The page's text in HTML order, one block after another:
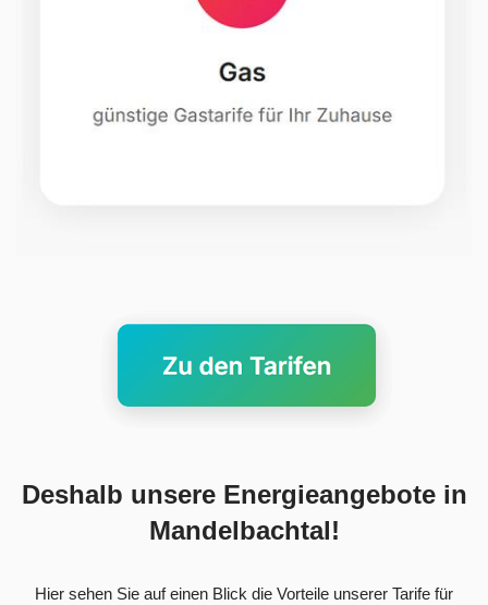
Deshalb unsere Energieangebote in
Mandelbachtal!
Hier sehen Sie auf einen Blick die Vorteile unserer Tarife für